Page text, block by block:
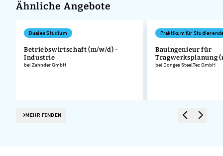
Ähnliche Angebote
Duales Studium
Betriebswirtschaft (m/w/d) -
Industrie
bei Zehnder GmbH
Praktikum für
Bauingenieur für
Tragwerksplanung
bei Donges SteelTec GmbH
MEHR FINDEN